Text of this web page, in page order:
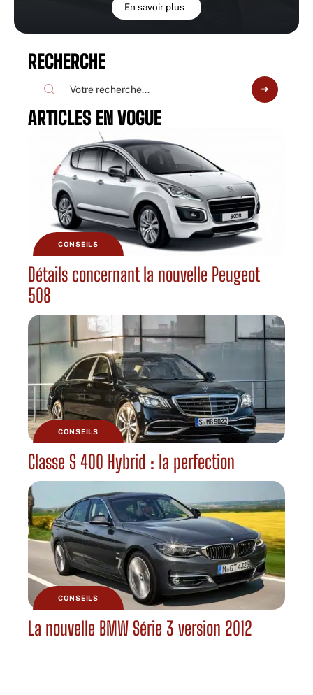
En savoir plus
RECHERCHE
ARTICLES EN VOGUE
CONSEILS
Détails concernant la nouvelle Peugeot
508
CONSEILS
Classe S 400 Hybrid : la perfection
CONSEILS
La nouvelle BMW Série 3 version 2012